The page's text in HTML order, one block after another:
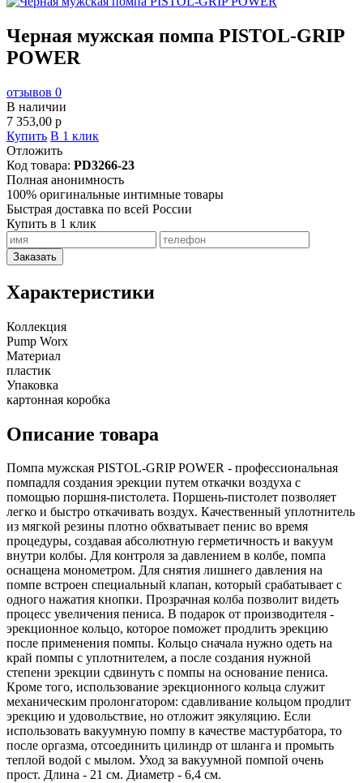
Черная мужская помпа PISTOL-GRIP
POWER
отзывов 0
В наличии
7 353,00 p
Купить В 1 клик
Отложить
Код товара: PD3266-23
Полная анонимность
100% оригинальные интимные товары
Быстрая доставка по всей России
Купить в 1 клик
Заказать
Характеристики
Коллекция
Pump Worx
Материал
пластик
Упаковка
картонная коробка
Описание товара
Помпа мужская PISTOL-GRIP POWER - профессиональная
помпадля создания эрекции путем откачки воздуха с
помощью поршня-пистолета. Поршень-пистолет позволяет
легко и быстро откачивать воздух. Качественный уплотнитель
из мягкой резины плотно обхватывает пенис во время
процедуры, создавая абсолютную герметичность и вакуум
внутри колбы. Для контроля за давлением в колбе, помпа
оснащена монометром. Для снятия лишнего давления на
помпе встроен специальный клапан, который срабатывает с
одного нажатия кнопки. Прозрачная колба позволит видеть
процесс увеличения пениса. В подарок от производителя -
эрекционное кольцо, которое поможет продлить эрекцию
после применения помпы. Кольцо сначала нужно одеть на
край помпы с уплотнителем, а после создания нужной
степени эрекции сдвинуть с помпы на основание пениса.
Кроме того, использование эрекционного кольца служит
механическим пролонгатором: сдавливание кольцом продлит
эрекцию и удовольствие, но отложит эякуляцию. Если
использовать вакуумную помпу в качестве мастурбатора, то
после оргазма, отсоединить цилиндр от шланга и промыть
теплой водой с мылом. Уход за вакуумной помпой очень
прост. Длина - 21 см. Диаметр - 6,4 см.